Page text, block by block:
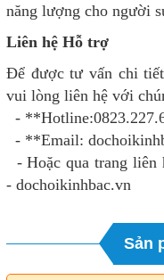
năng lượng cho người
Liên hệ Hỗ trợ
Để được tư vấn chi
vui lòng liên hệ với
-
- **Email:
- Hoặc qua trang liên
- dochoikinhbac.vn
Sản